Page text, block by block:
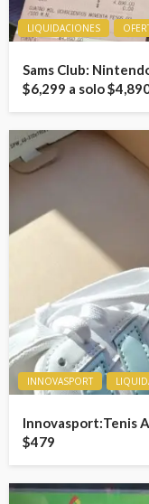
LIQUIDACIONES
Sams Club:
$6,299 a solo
INNOVASPORT
Innovasport:Tenis
$479